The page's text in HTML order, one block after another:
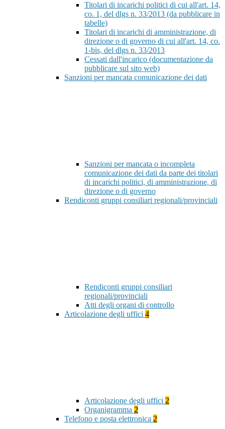
Titolari di incarichi politici di cui all'art. 14,
co. 1, del dlgs n. 33/2013 (da pubblicare in
tabelle)
Titolari di incarichi di amministrazione, di
direzione o di governo di cui all'art. 14, co.
1-bis, del dlgs n. 33/2013
Cessati dall'incarico (documentazione da
pubblicare sul sito web)
Sanzioni per mancata comunicazione dei dati
Sanzioni per mancata o incompleta
comunicazione dei dati da parte dei titolari
di incarichi politici, di amministrazione, di
direzione o di governo
Rendiconti gruppi consiliari regionali/provinciali
Rendiconti gruppi consiliari
regionali/provinciali
Atti degli organi di controllo
Articolazione degli uffici 4
Articolazione degli uffici 2
Organigramma 2
Telefono e posta elettronica 2